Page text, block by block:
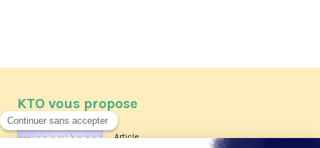
KTO vous propose
Article